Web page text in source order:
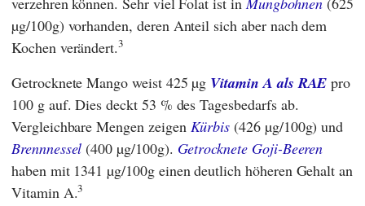
µg/100g) vorhanden, deren Anteil sich aber nach dem
Kochen verändert.3
Getrocknete Mango weist 425 µg Vitamin A als RAE pro
100 g auf. Dies deckt 53 % des Tagesbedarfs ab.
Vergleichbare Mengen zeigen Kürbis (426 µg/100g) und
Brennnessel (400 µg/100g). Getrocknete Goji-Beeren
haben mit 1341 µg/100g einen deutlich höheren Gehalt an
Vitamin A.3